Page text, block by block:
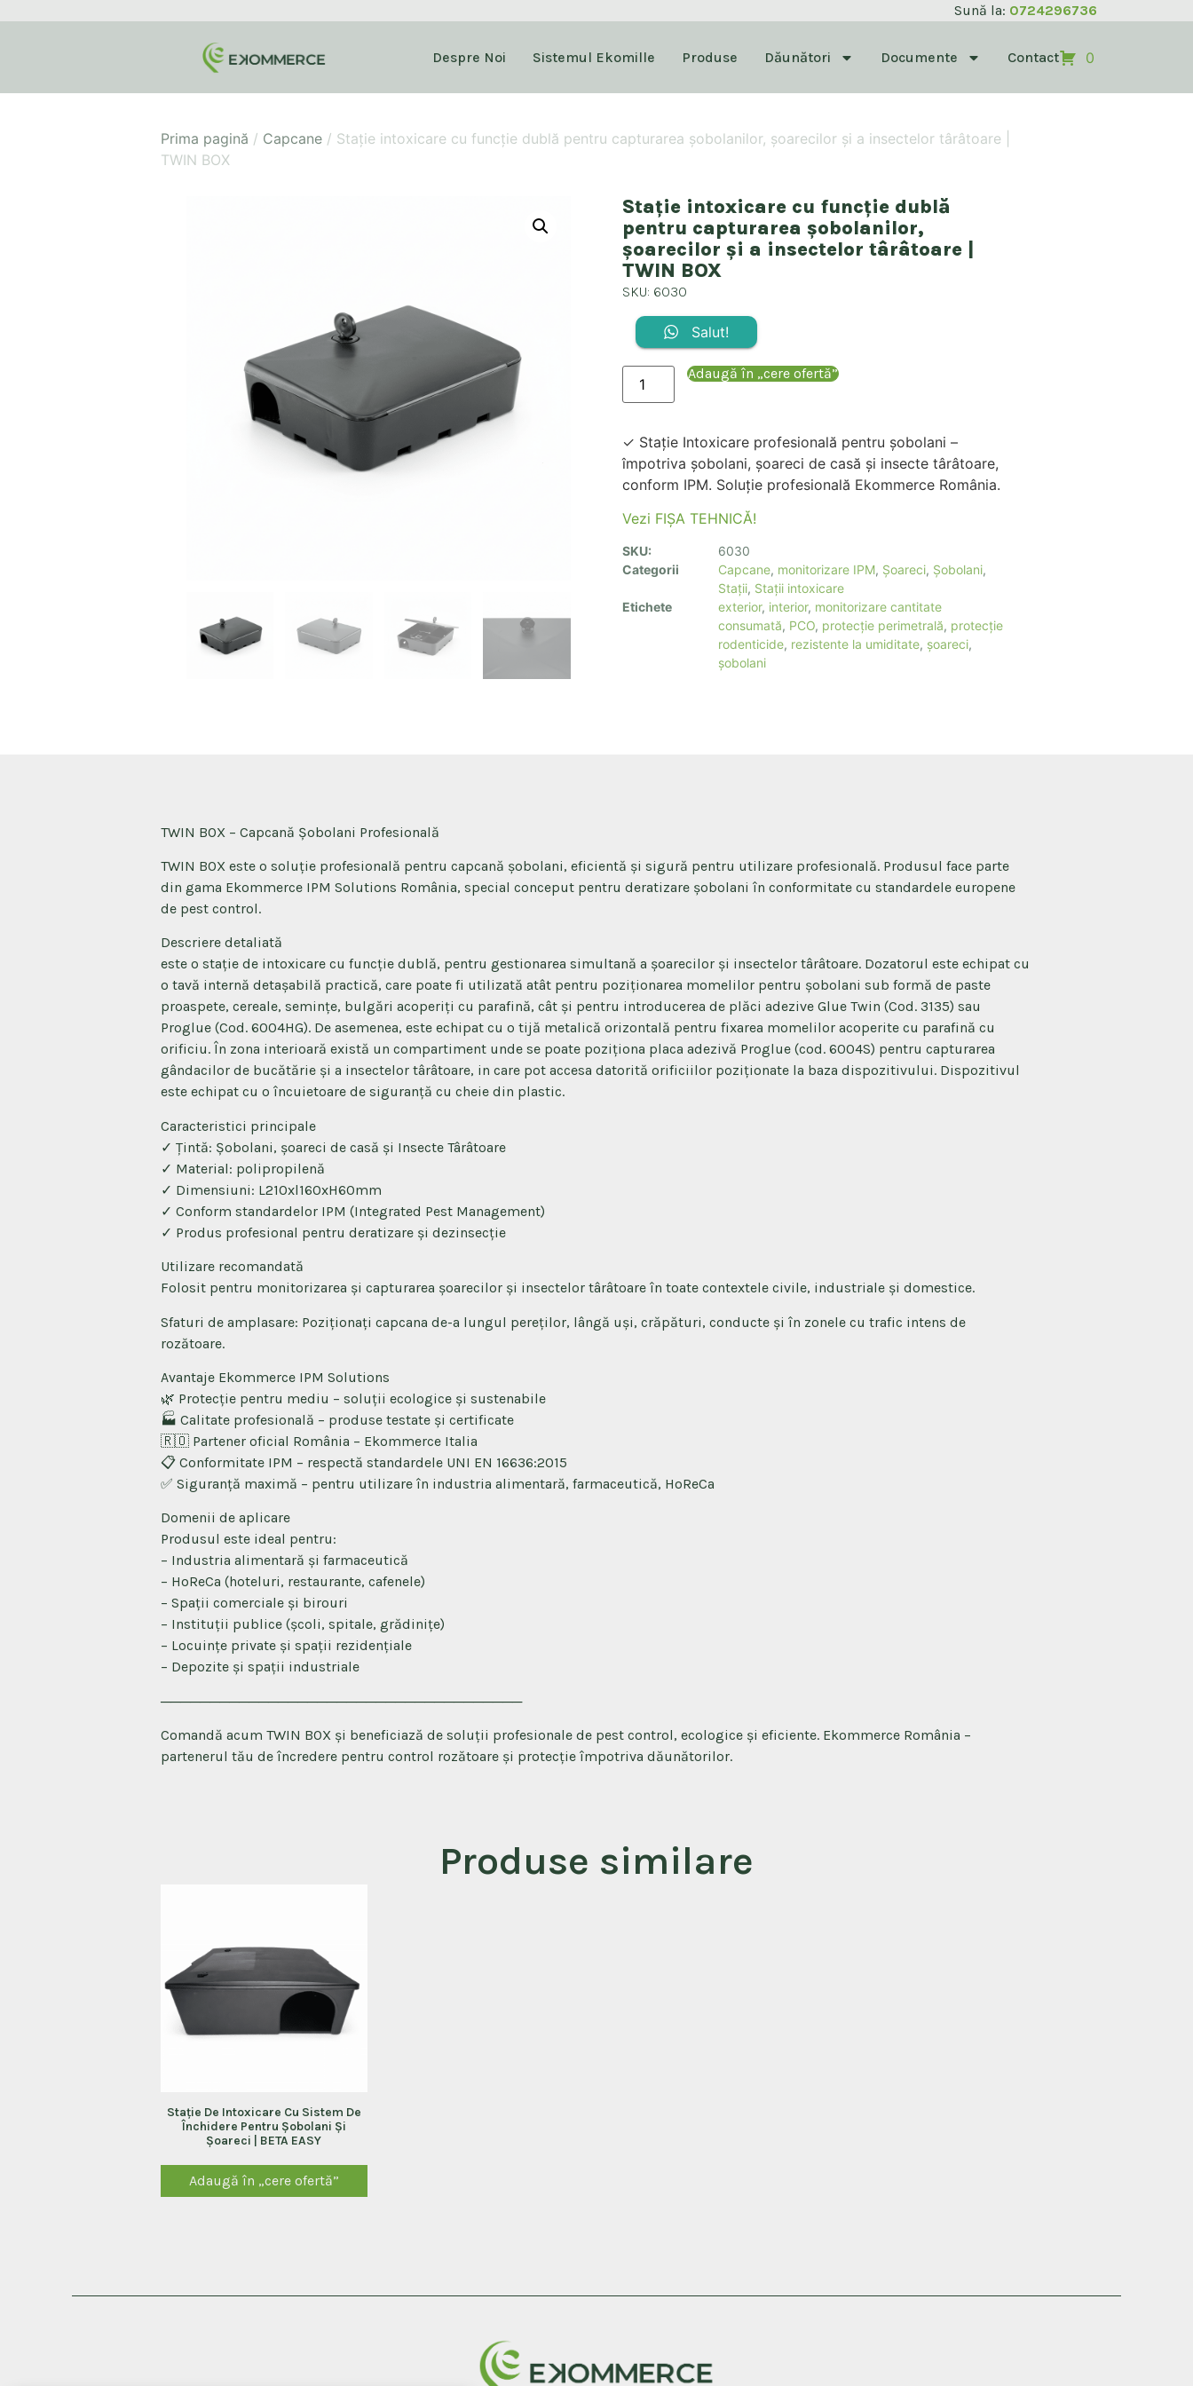
Sună la: 0724296736
Despre Noi Sistemul Ekomille Produse Dăunători Documente Contact 0
Prima pagină / Capcane/ Stație intoxicare cu funcție dublă pentru capturarea șobolanilor, șoarecilor și a insectelor târâtoare |
TWIN BOX
Stație intoxicare cu funcție dublă
pentru capturarea șobolanilor,
șoarecilor și a insectelor târâtoare |
TWIN BOX
SKU: 6030
Salut!
Adaugă în „cere ofertă”
✓ Stație Intoxicare profesională pentru șobolani –
împotriva șobolani, șoareci de casă și insecte târâtoare,
conform IPM. Soluție profesională Ekommerce România.
Vezi FIȘA TEHNICĂ!
SKU:
6030
Categorii
Capcane, monitorizare IPM, Șoareci, Șobolani,
Stații, Stații intoxicare
Etichete
exterior, interior, monitorizare cantitate
consumată, PCO, protecție perimetrală, protecție
rodenticide, rezistente la umiditate, șoareci,
șobolani
TWIN BOX – Capcană Șobolani Profesională
TWIN BOX este o soluție profesională pentru capcană șobolani, eficientă și sigură pentru utilizare profesională. Produsul face parte
din gama Ekommerce IPM Solutions România, special conceput pentru deratizare șobolani în conformitate cu standardele europene
de pest control.
Descriere detaliată
este o stație de intoxicare cu funcție dublă, pentru gestionarea simultană a șoarecilor și insectelor târâtoare. Dozatorul este echipat cu
o tavă internă detașabilă practică, care poate fi utilizată atât pentru poziționarea momelilor pentru șobolani sub formă de paste
proaspete, cereale, semințe, bulgări acoperiți cu parafină, cât și pentru introducerea de plăci adezive Glue Twin (Cod. 3135) sau
Proglue (Cod. 6004HG). De asemenea, este echipat cu o tijă metalică orizontală pentru fixarea momelilor acoperite cu parafină cu
orificiu. În zona interioară există un compartiment unde se poate poziționa placa adezivă Proglue (cod. 6004S) pentru capturarea
gândacilor de bucătărie și a insectelor târâtoare, in care pot accesa datorită orificiilor poziționate la baza dispozitivului. Dispozitivul
este echipat cu o încuietoare de siguranță cu cheie din plastic.
Caracteristici principale
✓ Țintă: Șobolani, șoareci de casă și Insecte Târâtoare
✓ Material: polipropilenă
✓ Dimensiuni: L210xl160xH60mm
✓ Conform standardelor IPM (Integrated Pest Management)
✓ Produs profesional pentru deratizare și dezinsecție
Utilizare recomandată
Folosit pentru monitorizarea și capturarea șoarecilor și insectelor târâtoare în toate contextele civile, industriale și domestice.
Sfaturi de amplasare: Poziționați capcana de-a lungul pereților, lângă uși, crăpături, conducte și în zonele cu trafic intens de
rozătoare.
Avantaje Ekommerce IPM Solutions
🌿 Protecție pentru mediu – soluții ecologice și sustenabile
🏭 Calitate profesională – produse testate și certificate
🇷🇴 Partener oficial România – Ekommerce Italia
📋 Conformitate IPM – respectă standardele UNI EN 16636:2015
✅ Siguranță maximă – pentru utilizare în industria alimentară, farmaceutică, HoReCa
Domenii de aplicare
Produsul este ideal pentru:
– Industria alimentară și farmaceutică
– HoReCa (hoteluri, restaurante, cafenele)
– Spații comerciale și birouri
– Instituții publice (școli, spitale, grădinițe)
– Locuințe private și spații rezidențiale
– Depozite și spații industriale
─────────────────────────────────────
Comandă acum TWIN BOX și beneficiază de soluții profesionale de pest control, ecologice și eficiente. Ekommerce România –
partenerul tău de încredere pentru control rozătoare și protecție împotriva dăunătorilor.
Produse similare
Staţie De Intoxicare Cu Sistem De
Închidere Pentru Șobolani Și
Șoareci | BETA EASY
Adaugă în „cere ofertă”